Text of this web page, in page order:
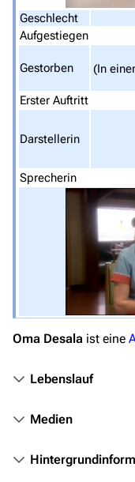
Stargate
Stargate
Filme
Das
Völker
Orte
Geschlecht
Aufgestiegen
Gestorben
(In
Erster Auftritt
Darstellerin
Sprecherin
Oma Desala ist eine
Lebenslauf
Medien